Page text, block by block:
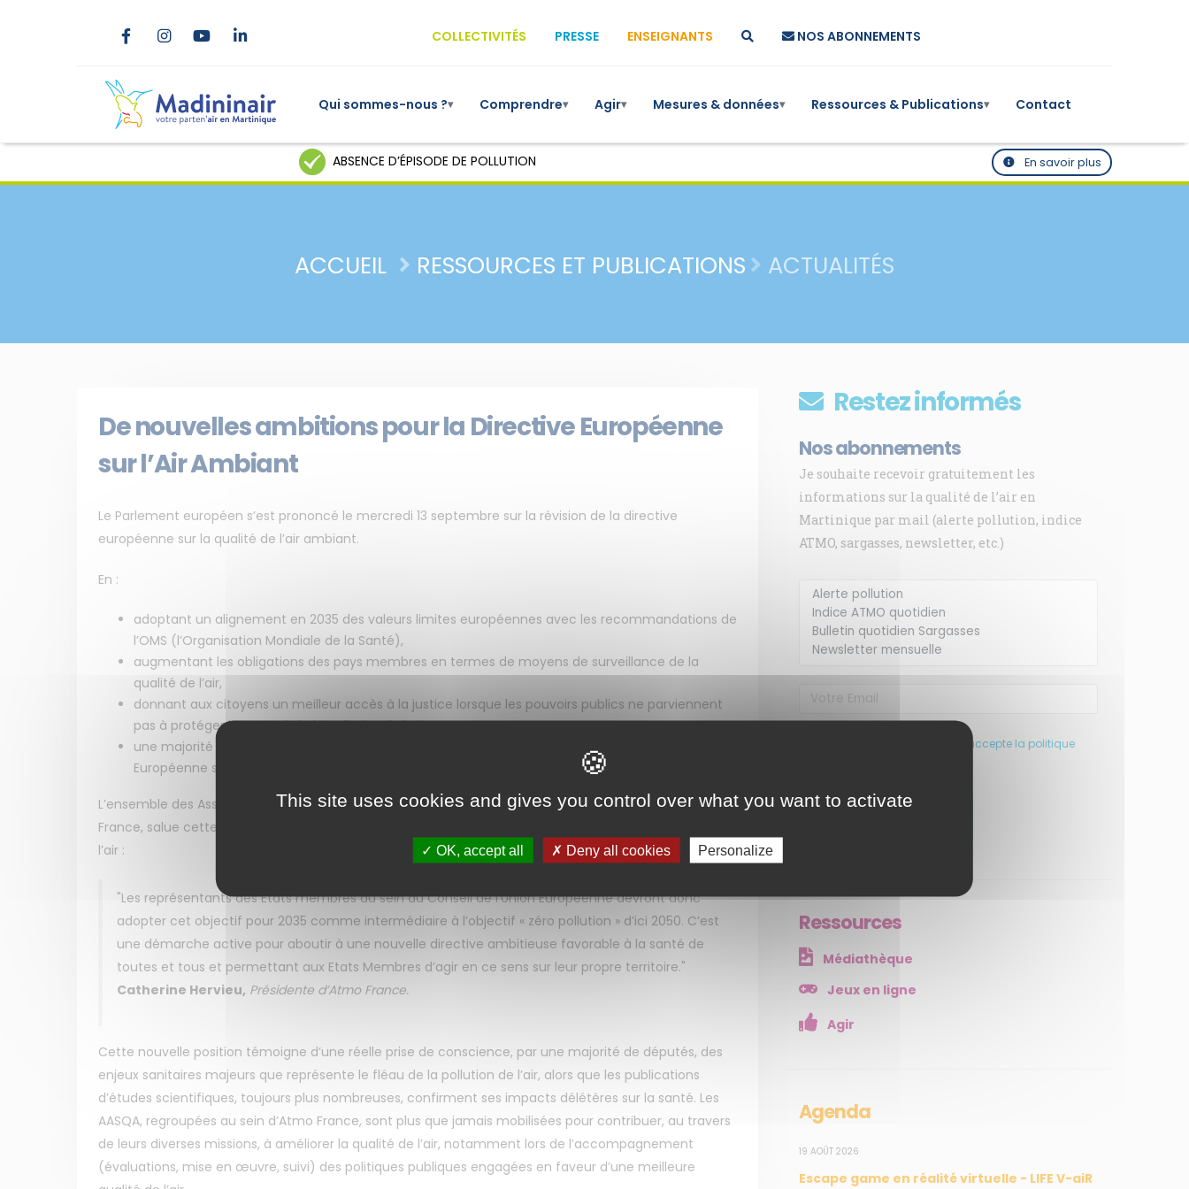
COLLECTIVITÉS PRESSE ENSEIGNANTS NOS ABONNEMENTS
Qui sommes-nous ?▾ Comprendre▾ Agir▾ Mesures & données▾ Ressources & Publications▾ Contact
ABSENCE D’ÉPISODE DE POLLUTION En savoir plus
ACCUEIL RESSOURCES ET PUBLICATIONS ACTUALITÉS
De nouvelles ambitions pour la Directive Européenne
sur l’Air Ambiant
Le Parlement européen s’est prononcé le mercredi 13 septembre sur la révision de la directive
européenne sur la qualité de l’air ambiant.
En :
adoptant un alignement en 2035 des valeurs limites européennes avec les recommandations de
l’OMS (l’Organisation Mondiale de la Santé),
augmentant les obligations des pays membres en termes de moyens de surveillance de la
qualité de l’air,
donnant aux citoyens un meilleur accès à la justice lorsque les pouvoirs publics ne parviennent
pas à protéger leur santé de la pollution de l’air,
une majorité de députés européens s’est montrée plus ambitieuse que la Commission
Européenne sur cet important projet de directive.
L’ensemble des Associations Agréées de Surveillance de la Qualité de l’Air et leur fédération Atmo
France, salue cette position qui oriente de façon soutenue l’action publique en faveur de la qualité de
l’air :
"Les représentants des Etats membres au sein du Conseil de l’Union Européenne devront donc
adopter cet objectif pour 2035 comme intermédiaire à l’objectif « zéro pollution » d’ici 2050. C’est
une démarche active pour aboutir à une nouvelle directive ambitieuse favorable à la santé de
toutes et tous et permettant aux Etats Membres d’agir en ce sens sur leur propre territoire."
Catherine Hervieu, Présidente d’Atmo France.
Cette nouvelle position témoigne d’une réelle prise de conscience, par une majorité de députés, des
enjeux sanitaires majeurs que représente le fléau de la pollution de l’air, alors que les publications
d’études scientifiques, toujours plus nombreuses, confirment ses impacts délétères sur la santé. Les
AASQA, regroupées au sein d’Atmo France, sont plus que jamais mobilisées pour contribuer, au travers
de leurs diverses missions, à améliorer la qualité de l’air, notamment lors de l’accompagnement
(évaluations, mise en œuvre, suivi) des politiques publiques engagées en faveur d’une meilleure
Restez informés
Nos abonnements
Je souhaite recevoir gratuitement les
informations sur la qualité de l’air en
Martinique par mail (alerte pollution, indice
ATMO, sargasses, newsletter, etc.)
J’ai pris connaissance et accepte la politique
Ressources
Médiathèque
Jeux en ligne
Agir
Agenda
19 AOÛT 2026
Escape game en réalité virtuelle - LIFE V-aiR
This site uses cookies and gives you control over what you want to activate
OK, accept all Deny all cookies Personalize